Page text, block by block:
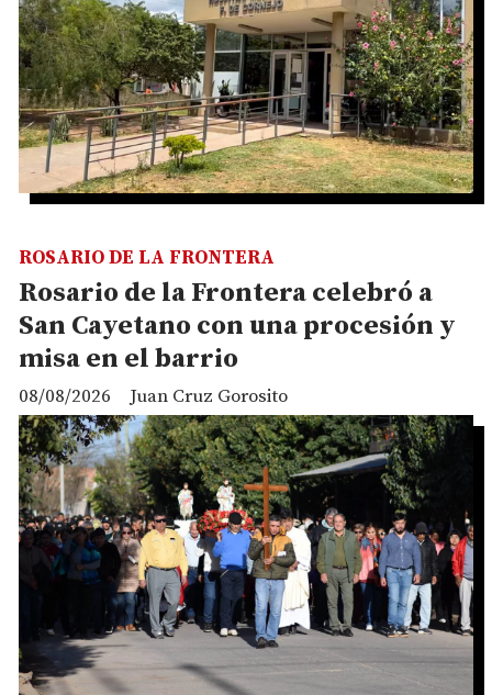
Rosario de la Frontera celebró a
San Cayetano con una procesión y
misa en el barrio
Juan Cruz Gorosito
ROSARIO DE LA FRONTERA
08/08/2026